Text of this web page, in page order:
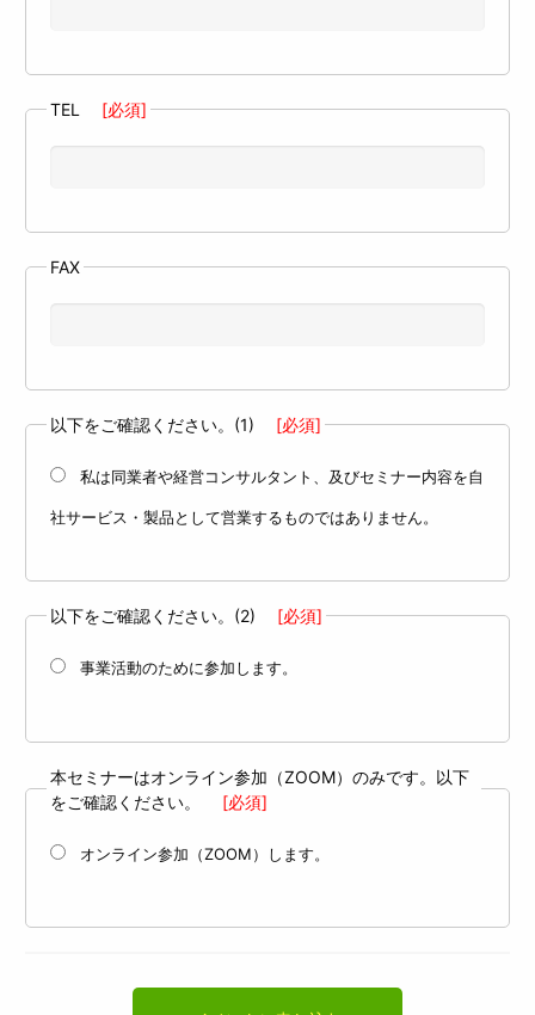
TEL [必須]
FAX
以下をご確認ください。(1) [必須]
私は同業者や経営コンサルタント、及びセミナー内容を自
社サービス・製品として営業するものではありません。
以下をご確認ください。(2) [必須]
事業活動のために参加します。
本セミナーはオンライン参加（ZOOM）のみです。以下
をご確認ください。
[必須]
オンライン参加（ZOOM）します。